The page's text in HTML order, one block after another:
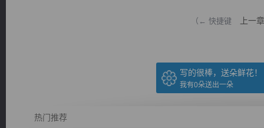
（← 快捷键 上一章
写的很棒，送朵鲜花！
我有0朵送出一朵
热门推荐